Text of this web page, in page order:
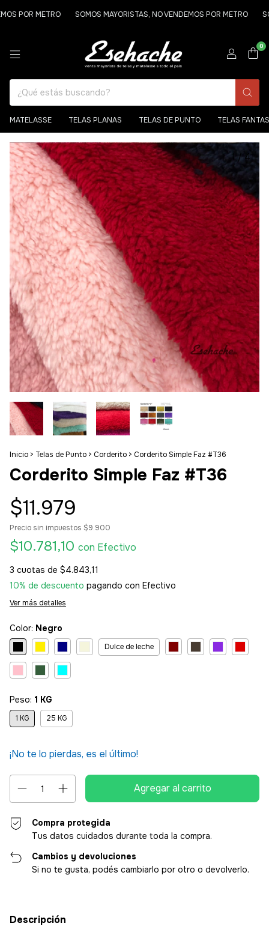
METRO SOMOS MAYORISTAS, NO VENDEMOS POR METRO SOMOS
0
MATELASSE TELAS PLANAS TELAS DE PUNTO TELAS
1/4
Inicio > Telas de Punto > Corderito > Corderito Simple Faz #T36
Corderito Simple Faz #T36
$11.979
Precio sin impuestos $9.900
$10.781,10 con Efectivo
3 cuotas de $4.843,11
10% de descuento pagando con Efectivo
Ver más detalles
Color: Negro
Dulce de leche
Peso: 1 KG
1 KG 25 KG
¡No te lo pierdas, es el último!
Compra protegida
Tus datos cuidados durante toda la compra.
Cambios y devoluciones
Si no te gusta, podés cambiarlo por otro o devolverlo.
Descripción